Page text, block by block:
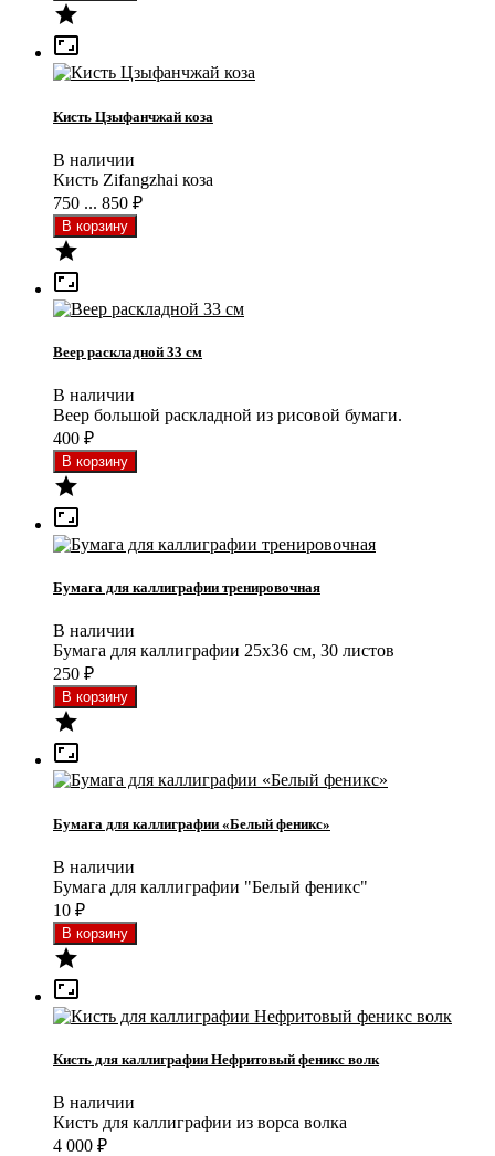


Кисть Цзыфанчжай коза
В наличии
Кисть Zifangzhai коза
750 ... 850 ₽


Веер раскладной 33 см
В наличии
Веер большой раскладной из рисовой бумаги.
400 ₽


Бумага для каллиграфии тренировочная
В наличии
Бумага для каллиграфии 25x36 см, 30 листов
250 ₽


Бумага для каллиграфии «Белый феникс»
В наличии
Бумага для каллиграфии "Белый феникс"
10 ₽


Кисть для каллиграфии Нефритовый феникс волк
В наличии
Кисть для каллиграфии из ворса волка
4 000 ₽